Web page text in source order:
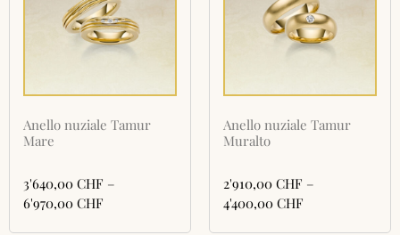
Anello nuziale Tamur
Mare
3'640,00 CHF –
6'970,00 CHF
Anello nuziale Tamur
Muralto
2'910,00 CHF –
4'400,00 CHF